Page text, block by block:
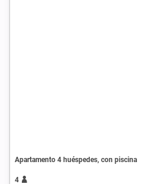
Apartamento 4 huéspedes, con piscina
4